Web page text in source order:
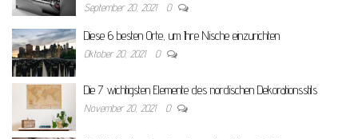
September 20, 2021 0
Diese 6 besten Orte, um Ihre Nische einzurichten
Oktober 20, 2021 0
Die 7 wichtigsten Elemente des nordischen Dekorationsstils
November 20, 2021 0